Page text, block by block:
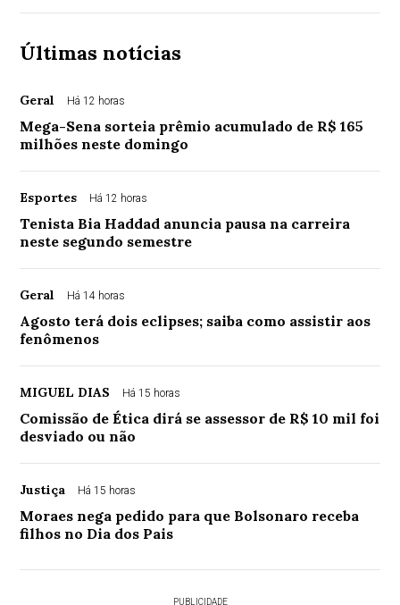
Últimas notícias
Geral Há 12 horas
Mega-Sena sorteia prêmio acumulado de R$ 165
milhões neste domingo
Esportes Há 12 horas
Tenista Bia Haddad anuncia pausa na carreira
neste segundo semestre
Geral Há 14 horas
Agosto terá dois eclipses; saiba como assistir aos
fenômenos
MIGUEL DIAS Há 15 horas
Comissão de Ética dirá se assessor de R$ 10 mil foi
desviado ou não
Justiça Há 15 horas
Moraes nega pedido para que Bolsonaro receba
filhos no Dia dos Pais
PUBLICIDADE